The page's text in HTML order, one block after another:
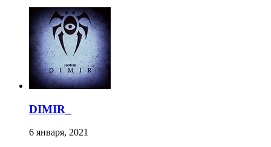
DIMIR_
6 января, 2021